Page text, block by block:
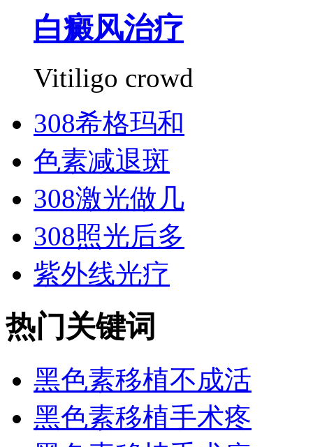
白癜风治疗
Vitiligo crowd
308希格玛和
色素减退斑
308激光做几
308照光后多
紫外线光疗
热门关键词
黑色素移植不成活
黑色素移植手术疼